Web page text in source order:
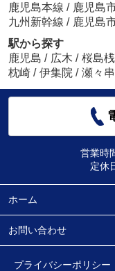
鹿児島本線 / 鹿児島
九州新幹線 / 鹿児島
駅から探す
鹿児島 / 広木 / 桜島
枕崎 / 伊集院 / 瀬々串
営業時
定休
ホーム
お問い合わせ
プライバシーポリシー